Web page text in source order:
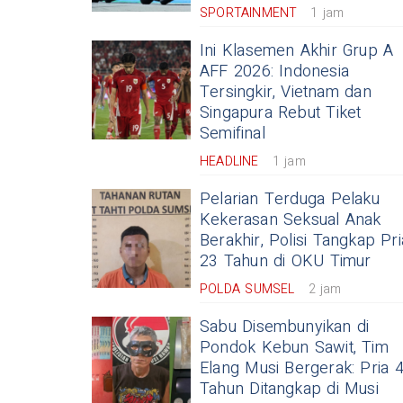
SPORTAINMENT 1 jam
Ini Klasemen Akhir Grup A
AFF 2026: Indonesia
Tersingkir, Vietnam dan
Singapura Rebut Tiket
Semifinal
HEADLINE 1 jam
Pelarian Terduga Pelaku
Kekerasan Seksual Anak
Berakhir, Polisi Tangkap
23 Tahun di OKU Timur
POLDA SUMSEL 2 jam
Sabu Disembunyikan di
Pondok Kebun Sawit, Tim
Elang Musi Bergerak: Pria
Tahun Ditangkap di Musi